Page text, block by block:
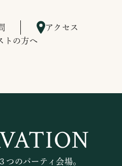
アクセス
トの方へ
のパーティ会場。